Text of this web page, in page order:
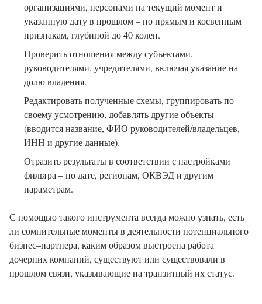
организациями, персонами на текущий момент и
указанную дату в прошлом – по прямым и косвенным
признакам, глубиной до 40 колен.
Проверить отношения между субъектами,
руководителями, учредителями, включая указание на
долю владения.
Редактировать полученные схемы, группировать по
своему усмотрению, добавлять другие объекты
(вводится название, ФИО руководителей/владельцев,
ИНН и другие данные).
Отразить результаты в соответствии с настройками
фильтра – по дате, регионам, ОКВЭД и другим
параметрам.
С помощью такого инструмента всегда можно узнать, есть
ли сомнительные моменты в деятельности потенциального
бизнес–партнера, каким образом выстроена работа
дочерних компаний, существуют или существовали в
прошлом связи, указывающие на транзитный их статус.